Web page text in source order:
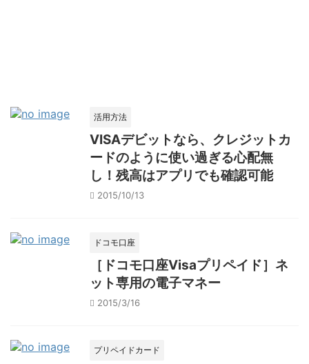
活用方法
VISAデビットなら、クレジットカ
ードのように使い過ぎる心配無
し！残高はアプリでも確認可能
2015/10/13
ドコモ口座
［ドコモ口座Visaプリペイド］ネ
ット専用の電子マネー
2015/3/16
プリペイドカード